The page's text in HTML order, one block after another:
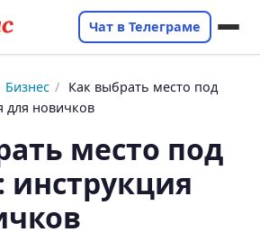
Чат в Телеграме
Бизнес / Как выбрать место под
для новичков
место под
инструкция